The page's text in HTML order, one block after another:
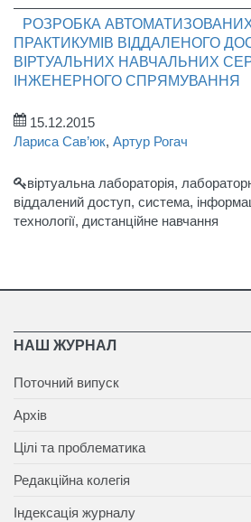
РОЗРОБКА
ПРАКТИКУМІВ ВІДДАЛЕНОГО
ВІРТУАЛЬНИХ НАВЧАЛЬНИХ
ІНЖЕНЕРНОГО СПРЯМУВАННЯ
15.12.2015
Лариса Сав’юк, Артур Рогач
віртуальна лабораторія,
віддалений доступ, система,
технології, дистанційне навчання
НАШ ЖУРНАЛ
Поточний випуск
Архів
Цілі та проблематика
Редакційна колегія
Індексація журналу